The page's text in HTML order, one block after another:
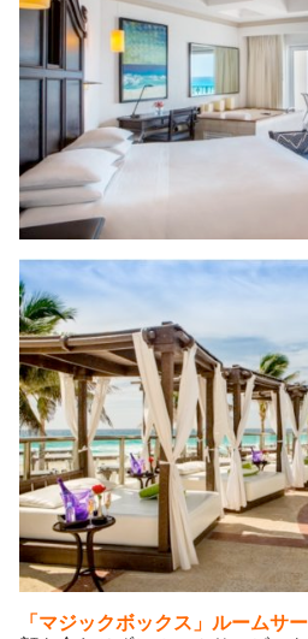
「マジックボックス」ルームサ